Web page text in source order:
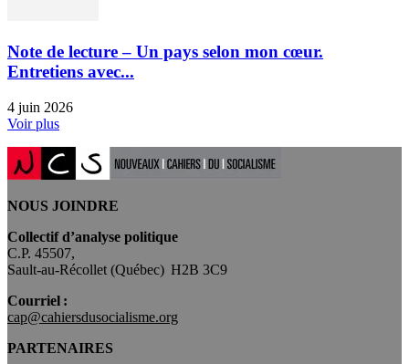
Note de lecture – Un pays selon mon cœur.
Entretiens avec...
4 juin 2026
Voir plus
NOUS JOINDRE
Collectif d’analyse politique
C.P. 45507,
Sault-au-Récollet (Québec) H2B 3C9
Courriel :
cap@cahiersdusocialisme.org
PARTENAIRES